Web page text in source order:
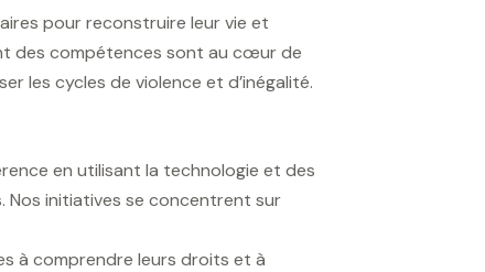
pour reconstruire leur vie et
des compétences sont au cœur de
les cycles de violence et d’inégalité.
en utilisant la technologie et des
Nos initiatives se concentrent sur
à comprendre leurs droits et à